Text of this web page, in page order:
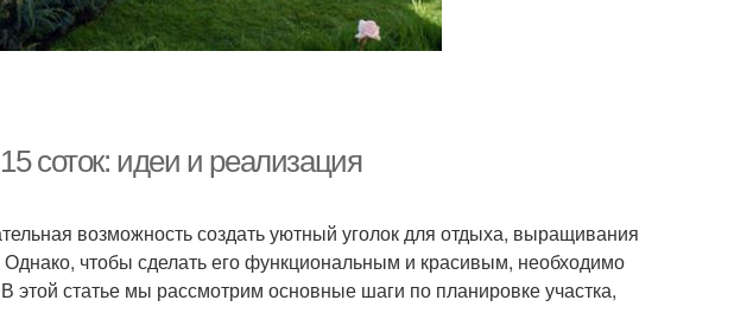
соток: идеи и реализация
возможность создать уютный уголок для отдыха, выращивания
Однако, чтобы сделать его функциональным и красивым, необходимо
этой статье мы рассмотрим основные шаги по планировке участка,